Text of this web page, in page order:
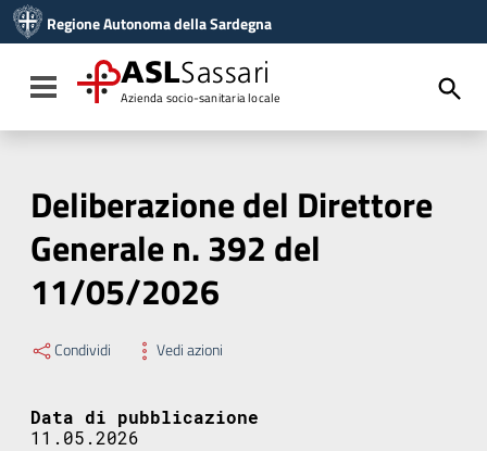
Vai al menu di navigazione
Vai al footer
Regione Autonoma della Sardegna
Toggle navigation
ASLSassari
Azienda socio-sanitaria locale
Deliberazione del Direttore
Generale n. 392 del
11/05/2026
Condividi Vedi azioni
Data di pubblicazione
11.05.2026